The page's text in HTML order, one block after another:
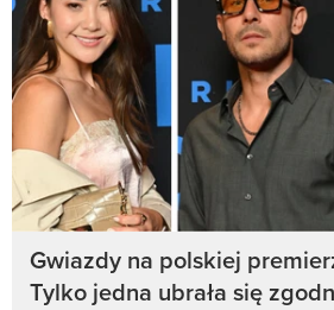
Gwiazdy na polskiej
Tylko jedna ubrała się